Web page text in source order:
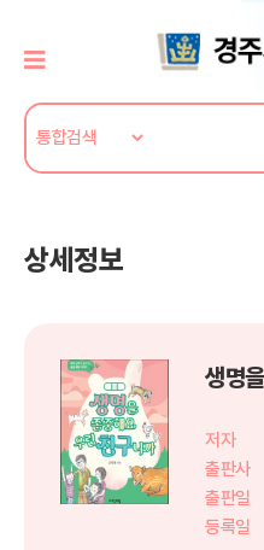
상세정보
저자
출판사
출판일
등록일